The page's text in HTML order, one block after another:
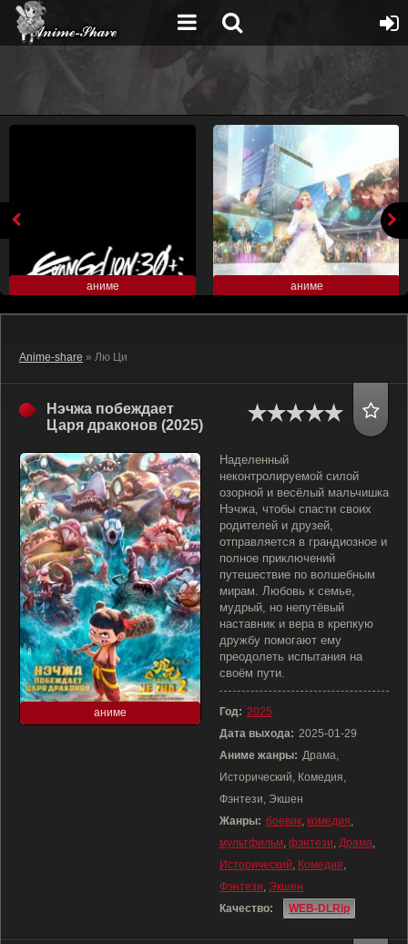
аниме аниме
Anime-share » Лю Ци
Нэчжа побеждает
Царя драконов (2025)
аниме
Наделенный
неконтролируемой силой
озорной и весёлый мальчишка
Нэчжа, чтобы спасти своих
родителей и друзей,
отправляется в грандиозное и
полное приключений
путешествие по волшебным
мирам. Любовь к семье,
мудрый, но непутёвый
наставник и вера в крепкую
дружбу помогают ему
преодолеть испытания на
своём пути.
Год: 2025
Дата выхода: 2025-01-29
Аниме жанры: Драма,
Исторический, Комедия,
Фэнтези, Экшен
Жанры: боевик, комедия,
мультфильм, фэнтези, Драма,
Исторический, Комедия,
Фэнтези, Экшен
Качество:
WEB-DLRip